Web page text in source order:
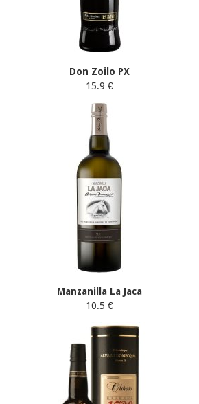
Don Zoilo PX
15.9 €
Manzanilla La Jaca
10.5 €